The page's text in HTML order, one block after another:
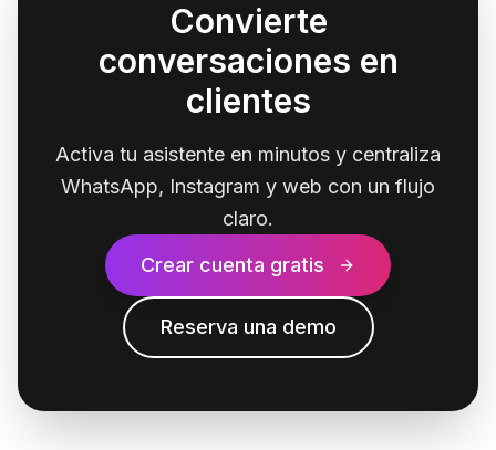
Convierte
conversaciones en
clientes
Activa tu asistente en minutos y centraliza
WhatsApp, Instagram y web con un flujo
claro.
Crear cuenta gratis
Reserva una demo